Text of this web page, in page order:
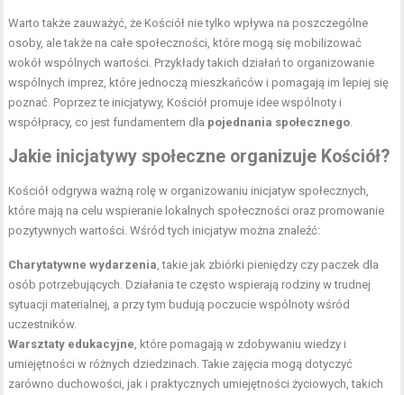
Warto także zauważyć, że Kościół nie tylko wpływa na poszczególne
osoby, ale także na całe społeczności, które mogą się mobilizować
wokół wspólnych wartości. Przykłady takich działań to organizowanie
wspólnych imprez, które jednoczą mieszkańców i pomagają im lepiej się
poznać. Poprzez te inicjatywy, Kościół promuje idee wspólnoty i
współpracy, co jest fundamentem dla pojednania społecznego
Jakie inicjatywy społeczne organizuje Kościół?
Kościół odgrywa ważną rolę w organizowaniu inicjatyw społecznych,
które mają na celu wspieranie lokalnych społeczności oraz promowanie
pozytywnych wartości. Wśród tych inicjatyw można znaleźć:
Charytatywne wydarzenia , takie jak zbiórki pieniędzy czy paczek dla
osób potrzebujących. Działania te często wspierają rodziny w trudnej
sytuacji materialnej, a przy tym budują poczucie wspólnoty wśród
uczestników.
Warsztaty edukacyjne , które pomagają w zdobywaniu wiedzy i
umiejętności w różnych dziedzinach. Takie zajęcia mogą dotyczyć
zarówno duchowości, jak i praktycznych umiejętności życiowych, takich